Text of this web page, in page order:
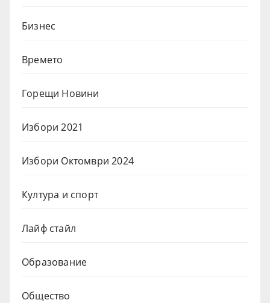
Бизнес
Времето
Горещи Новини
Избори 2021
Избори Октомври 2024
Култура и спорт
Лайф стайл
Образование
Общество